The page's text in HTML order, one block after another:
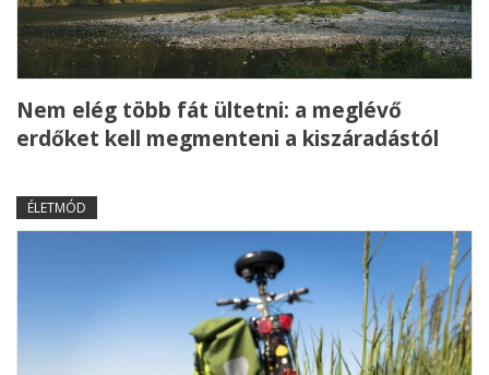
Nem elég több fát ültetni: a meglévő
erdőket kell megmenteni a kiszáradástól
ÉLETMÓD